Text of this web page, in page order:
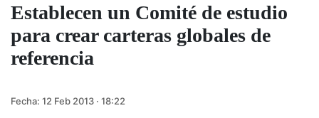
Establecen un Comité de estudio
para crear carteras globales de
referencia
Fecha: 12 Feb 2013 · 18:22